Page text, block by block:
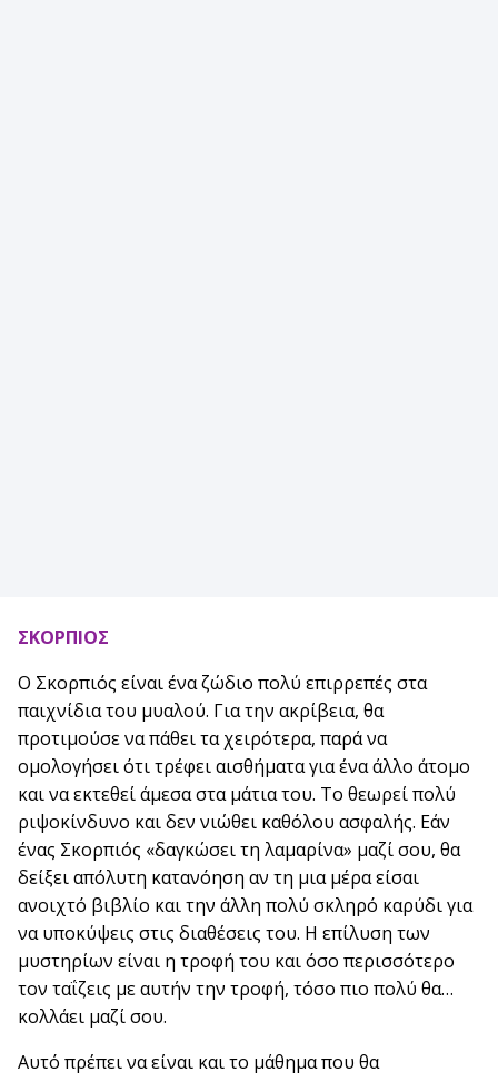
ΣΚΟΡΠΙΟΣ
Ο Σκορπιός είναι ένα ζώδιο πολύ επιρρεπές στα
παιχνίδια του μυαλού. Για την ακρίβεια, θα
προτιμούσε να πάθει τα χειρότερα, παρά να
ομολογήσει ότι τρέφει αισθήματα για ένα άλλο άτομο
και να εκτεθεί άμεσα στα μάτια του. Το θεωρεί πολύ
ριψοκίνδυνο και δεν νιώθει καθόλου ασφαλής. Εάν
ένας Σκορπιός «δαγκώσει τη λαμαρίνα» μαζί σου, θα
δείξει απόλυτη κατανόηση αν τη μια μέρα είσαι
ανοιχτό βιβλίο και την άλλη πολύ σκληρό καρύδι για
να υποκύψεις στις διαθέσεις του. Η επίλυση των
μυστηρίων είναι η τροφή του και όσο περισσότερο
τον ταΐζεις με αυτήν την τροφή, τόσο πιο πολύ θα…
κολλάει μαζί σου.
Αυτό πρέπει να είναι και το μάθημα που θα